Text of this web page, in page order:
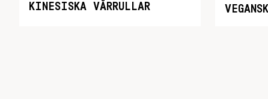
KINESISKA VÅRRULLAR